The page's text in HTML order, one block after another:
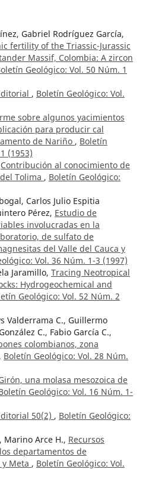
Gabriel Rodríguez García,
fertility of the Triassic-Jurassic
Massif, Colombia: A zircon
Geológico: Vol. 50 Núm. 1
, Boletín Geológico: Vol.
sobre algunos yacimientos
para producir cal
de Nariño , Boletín
(1953)
Contribución al conocimiento de
Tolima , Boletín Geológico:
Carlos Julio Espitia
Pérez, Estudio de
involucradas en la
de sulfato de
del Valle del Cauca y
Vol. 36 Núm. 1-3 (1997)
Jaramillo, Tracing Neotropical
Hydrogeochemical and
Geológico: Vol. 52 Núm. 2
Valderrama C., Guillermo
C., Fabio García C.,
colombianos, zona
, Boletín Geológico: Vol. 28 Núm.
una molasa mesozoica de
Geológico: Vol. 16 Núm. 1-
50(2) , Boletín Geológico:
Marino Arce H., Recursos
departamentos de
Meta , Boletín Geológico: Vol.